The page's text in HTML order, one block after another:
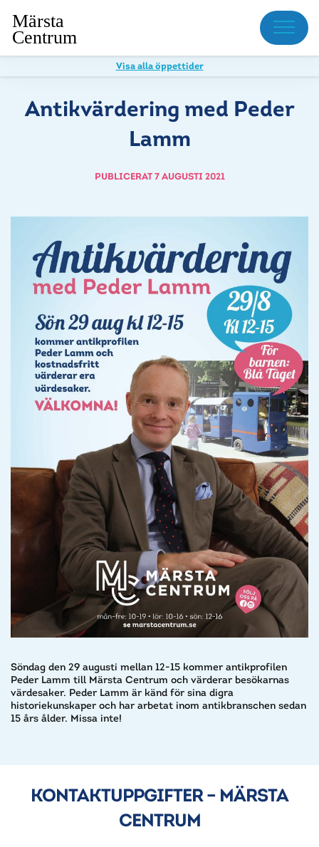
Meny
Visa alla öppettider
Antikvärdering med Peder
Lamm
PUBLICERAT 7 AUGUSTI 2021
Söndag den 29 augusti mellan 12-15 kommer antikprofilen
Peder Lamm till Märsta Centrum och värderar besökarnas
värdesaker. Peder Lamm är känd för sina digra
historiekunskaper och har arbetat inom antikbranschen sedan
15 års ålder. Missa inte!
KONTAKTUPPGIFTER – MÄRSTA
CENTRUM